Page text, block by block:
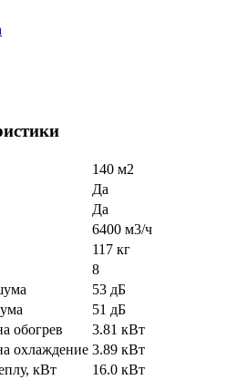
140 м2
Да
Да
6400 м3/ч
117 кг
8
53 дБ
51 дБ
обогрев
3.81 кВт
охлаждение 3.89 кВт
кВт
16.0 кВт